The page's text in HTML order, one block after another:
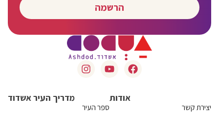
הרשמה
אודות
יצירת קשר
מדריך העיר אשדוד
ספר העיר